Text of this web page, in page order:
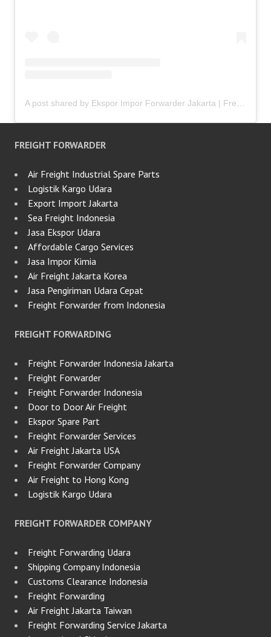
FREIGHT FORWARDER
Air Freight Industrial Spare Parts
Logistik Kargo Udara
Export Import Jakarta
Sea Freight Indonesia
Jasa Ekspor Udara
Affordable Cargo Services
Jasa Impor Kimia
Air Freight Jakarta Korea
Jasa Pengiriman Udara Cepat
Freight Forwarder from Indonesia
FREIGHT FORWARDING
Freight Forwarder Indonesia Jakarta
Freight Forwarder
Freight Forwarder Indonesia
Door to Door Air Freight
Ekspor Spare Part
Freight Forwarder Services
Air Freight Jakarta USA
Freight Forwarder Company
Air Freight to Hong Kong
Logistik Kargo Udara
FREIGHT FORWARDER COMPANY
Freight Forwarding Udara
Shipping Company Indonesia
Customs Clearance Indonesia
Freight Forwarding
Air Freight Jakarta Taiwan
Freight Forwarding Service Jakarta